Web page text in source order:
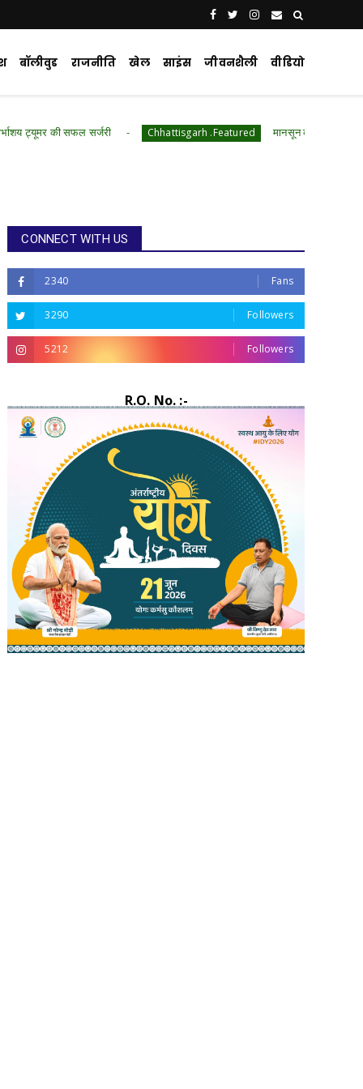
बॉलीवुड राजनीति खेल साइंस जीवनशैली वीडियो
सर्जरी Chhattisgarh .Featured मानसून की दस्तक के साथ बीमारियों का
CONNECT WITH US
2340 Fans
3290 Followers
5212 Followers
R.O. No. :-